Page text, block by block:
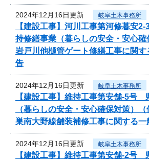
2024年12月16日更新 岐阜土木事務所
【建設工事】河川工事第河修暮安
持修繕事業（暮らしの安全・安心確
岩戸川他樋管ゲート修繕工事に関
告
2024年12月16日更新 岐阜土木事務所
【建設工事】維持工事第安舗-5号
（暮らしの安全・安心確保対策）
巣南大野線舗装補修工事に関する
2024年12月16日更新 岐阜土木事務所
【建設工事】維持工事第安舗-2号